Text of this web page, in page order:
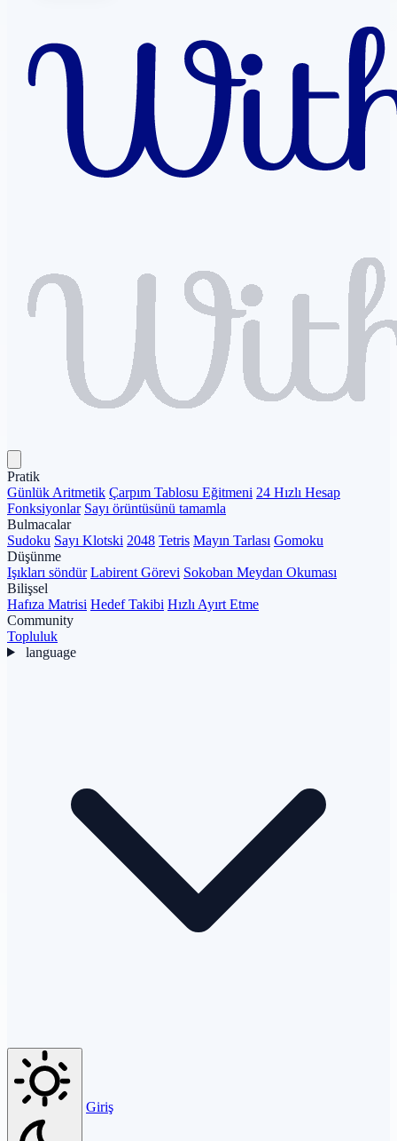
Pratik
Günlük Aritmetik Çarpım Tablosu Eğitmeni 24 Hızlı Hesap
Fonksiyonlar Sayı örüntüsünü tamamla
Bulmacalar
Sudoku Sayı Klotski 2048 Tetris Mayın Tarlası Gomoku
Düşünme
Işıkları söndür Labirent Görevi Sokoban Meydan Okuması
Bilişsel
Hafıza Matrisi Hedef Takibi Hızlı Ayırt Etme
Community
Topluluk
language
Giriş